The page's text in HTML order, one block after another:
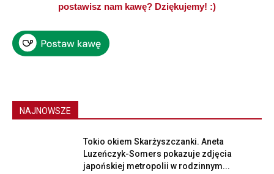
postawisz nam kawę? Dziękujemy! :)
NAJNOWSZE
Tokio okiem Skarżyszczanki. Aneta
Luzeńczyk-Somers pokazuje zdjęcia
japońskiej metropolii w rodzinnym...